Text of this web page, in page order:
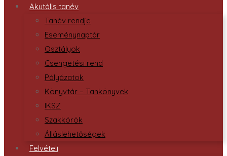
Akutális tanév
Tanév rendje
Eseménynaptár
Osztályok
Csengetési rend
Pályázatok
Könyvtár – Tankönyvek
IKSZ
Szakkörök
Álláslehetőségek
Felvételi